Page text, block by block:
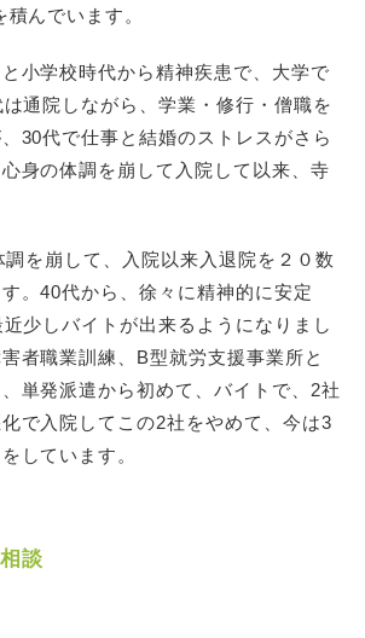
んでいます。
小学校時代から精神疾患で、大学で
通院しながら、学業・修行・僧職を
30代で仕事と結婚のストレスがさら
身の体調を崩して入院して以来、寺
を崩して、入院以来入退院を２０数
。40代から、徐々に精神的に安定
少しバイトが出来るようになりまし
者職業訓練、B型就労支援事業所と
単発派遣から初めて、バイトで、2社
で入院してこの2社をやめて、今は3
しています。
談